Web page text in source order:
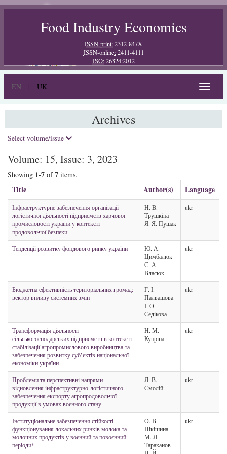
Food Industry Economics
ISSN-print:2312-847X
ISSN-online:2411-4111
ISO:26324:2012
EN | UK
Toggle
Archives
Select volume/issue
Volume: 15, Issue: 3, 2023
Showing 1-7 of7 items.
Title Author(s) Language
Інфраструктурне забезпечення організації
логістичної діяльності підприємств харчової
промисловості україни у контексті
продовольчої безпеки
Н. В.
Трушкіна
Я. Я. Пушак
ukr
Тенденції розвитку фондового ринку україни
Ю. А.
Цимбалюк
С. А.
Власюк
ukr
Бюджетна ефективність територіальних громад:
вектор впливу системних змін
Г. І.
Палвашова
І. О.
Седікова
ukr
Трансформація діяльності
сільськогосподарських підприємств в контексті
стабілізації агропромислового виробництва та
забезпечення розвитку суб’єктів національної
економіки україни
Н. М.
Купріна
ukr
Проблеми та перспективні напрями
відновлення інфраструктурно-логістичного
забезпечення експорту агропродовольчої
продукції в умовах воєнного стану
Л. В.
Смолій
ukr
Інституціональне забезпечення стійкості
функціонування локальних ринків молока та
молочних продуктів у воєнний та повоєнний
періоди*
О. В.
Нікішина
М. Л.
Тараканов
ukr